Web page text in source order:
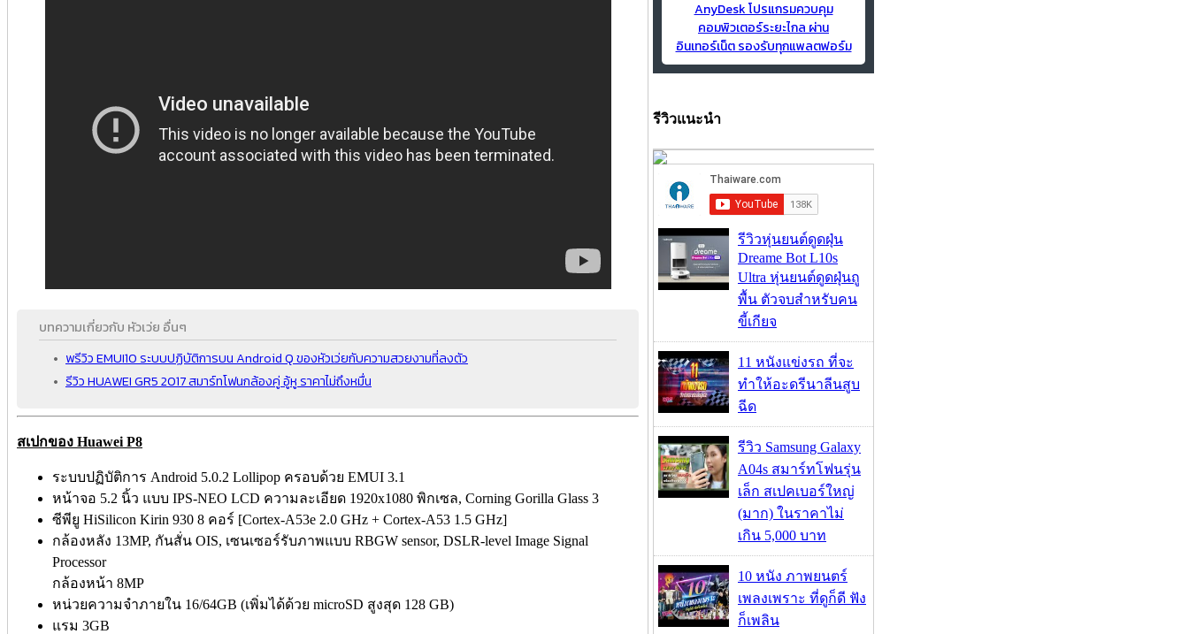
บทความเกี่ยวกับ หัวเว่ย อื่นๆ
พรีวิว EMUI10 ระบบปฏิบัติการบน Android Q ของหัวเว่ยกับความสวยงามที่ลงตัว
รีวิว HUAWEI GR5 2017 สมาร์ทโฟนกล้องคู่ อู้หู ราคาไม่ถึงหมื่น
สเปกของ Huawei P8
ระบบปฏิบัติการ Android 5.0.2 Lollipop ครอบด้วย EMUI 3.1
หน้าจอ 5.2 นิ้ว แบบ IPS-NEO LCD ความละเอียด 1920x1080 พิกเซล, Corning Gorilla Glass 3
ซีพียู HiSilicon Kirin 930 8 คอร์ [Cortex-A53e 2.0 GHz + Cortex-A53 1.5 GHz]
กล้องหลัง 13MP, กันสั่น OIS, เซนเซอร์รับภาพแบบ RBGW sensor, DSLR-level Image Signal
Processor
กล้องหน้า 8MP
หน่วยความจำภายใน 16/64GB (เพิ่มได้ด้วย microSD สูงสุด 128 GB)
แรม 3GB
AnyDesk โปรแกรมควบคุม
คอมพิวเตอร์ระยะไกล ผ่าน
อินเทอร์เน็ต รองรับทุกแพลตฟอร์ม
รีวิวแนะนำ
รีวิวหุ่นยนต์ดูดฝุ่น
Dreame Bot L10s
Ultra หุ่นยนต์ดูดฝุ่นถู
พื้น ตัวจบสำหรับคน
ขี้เกียจ
11 หนังแข่งรถ ที่จะ
ทำให้อะดรีนาลีนสูบ
ฉีด
รีวิว Samsung Galaxy
A04s สมาร์ทโฟนรุ่น
เล็ก สเปคเบอร์ใหญ่
(มาก) ในราคาไม่
เกิน 5,000 บาท
10 หนัง ภาพยนตร์
เพลงเพราะ ที่ดูก็ดี ฟัง
ก็เพลิน